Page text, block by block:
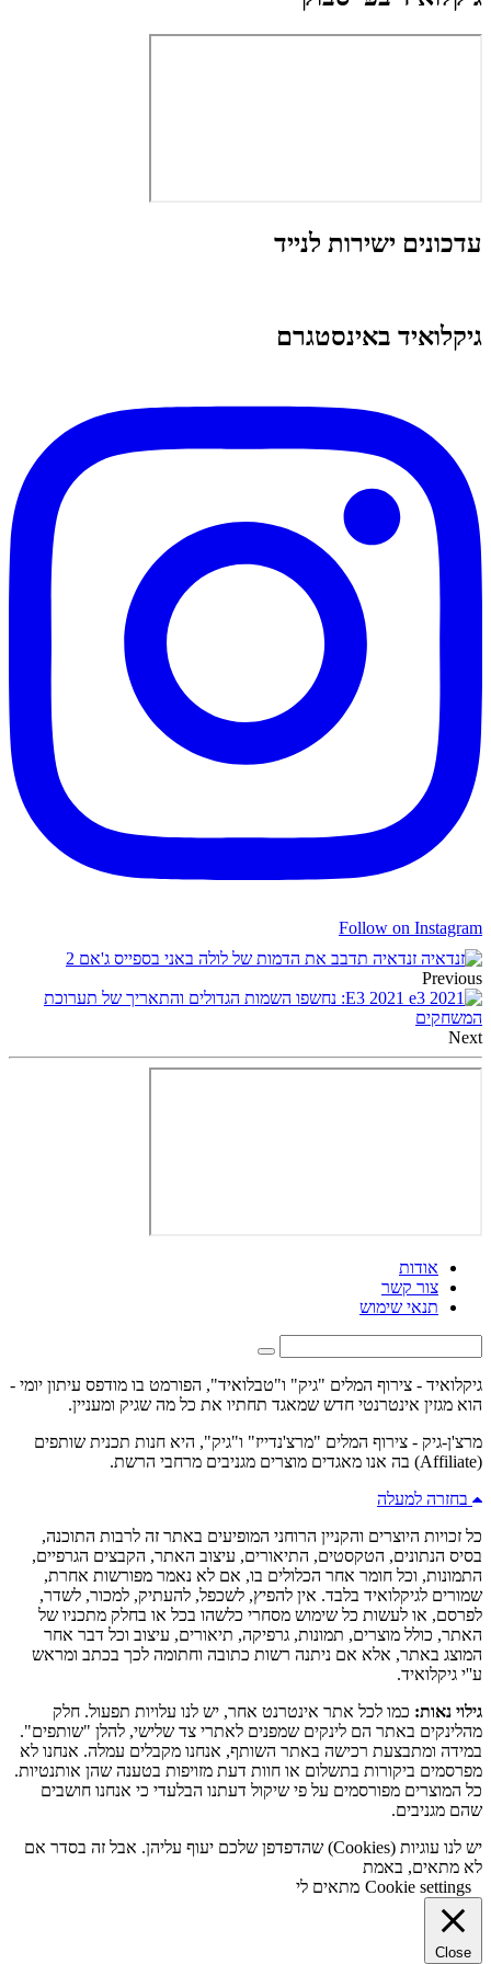
עדכונים ישירות לנייד
גיקלואיד באינסטגרם
Follow on Instagram
זנדאיה תדבב את הדמות של לולה באני בספייס ג'אם 2
Previous
E3 2021: נחשפו השמות הגדולים והתאריך של תערוכת
המשחקים
Next
אודות
צור קשר
תנאי שימוש
גיקלואיד - צירוף המלים "גיק" ו"טבלואיד", הפורמט בו מודפס עיתון יומי -
הוא מגזין אינטרנטי חדש שמאגד תחתיו את כל מה שגיק ומעניין.
מרצ'ן-גיק - צירוף המלים "מרצ'נדייז" ו"גיק", היא חנות תכנית שותפים
(Affiliate) בה אנו מאגדים מוצרים מגניבים מרחבי הרשת.
בחזרה למעלה
כל זכויות היוצרים והקניין הרוחני המופיעים באתר זה לרבות התוכנה,
בסיס הנתונים, הטקסטים, התיאורים, עיצוב האתר, הקבצים הגרפיים,
התמונות, וכל חומר אחר הכלולים בו, אם לא נאמר מפורשות אחרת,
שמורים לגיקלואיד בלבד. אין להפיץ, לשכפל, להעתיק, למכור, לשדר,
לפרסם, או לעשות כל שימוש מסחרי כלשהו בכל או בחלק מתכניו של
האתר, כולל מוצרים, תמונות, גרפיקה, תיאורים, עיצוב וכל דבר אחר
המוצג באתר, אלא אם ניתנה רשות כתובה וחתומה לכך בכתב ומראש
ע''י גיקלואיד.
גילוי נאות: כמו לכל אתר אינטרנט אחר, יש לנו עלויות תפעול. חלק
מהלינקים באתר הם לינקים שמפנים לאתרי צד שלישי, להלן "שותפים".
במידה ומתבצעת רכישה באתר השותף, אנחנו מקבלים עמלה. אנחנו לא
מפרסמים ביקורות בתשלום או חוות דעת מזויפות בטענה שהן אותנטיות.
כל המוצרים מפורסמים על פי שיקול דעתנו הבלעדי כי אנחנו חושבים
שהם מגניבים.
יש לנו עוגיות (Cookies) שהדפדפן שלכם יעוף עליהן. אבל זה בסדר אם
לא מתאים, באמת
Cookie settings מתאים לי
Close